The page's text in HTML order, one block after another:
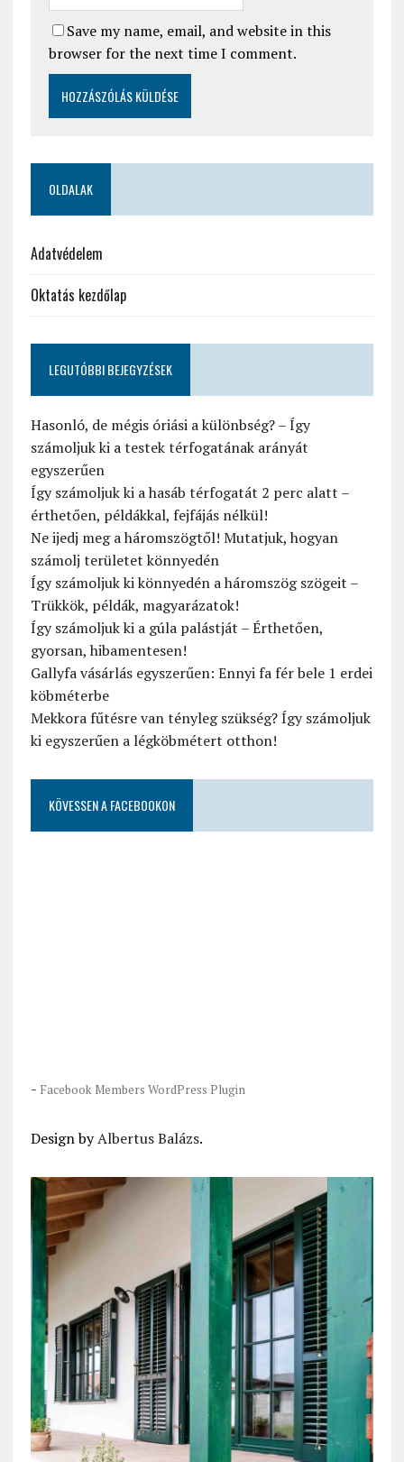
Save my name, email, and website in this
browser for the next time I comment.
OLDALAK
Adatvédelem
Oktatás kezdőlap
LEGUTÓBBI BEJEGYZÉSEK
Hasonló, de mégis óriási a különbség? – Így
számoljuk ki a testek térfogatának arányát
egyszerűen
Így számoljuk ki a hasáb térfogatát 2 perc alatt –
érthetően, példákkal, fejfájás nélkül!
Ne ijedj meg a háromszögtől! Mutatjuk, hogyan
számolj területet könnyedén
Így számoljuk ki könnyedén a háromszög szögeit –
Trükkök, példák, magyarázatok!
Így számoljuk ki a gúla palástját – Érthetően,
gyorsan, hibamentesen!
Gallyfa vásárlás egyszerűen: Ennyi fa fér bele 1 erdei
köbméterbe
Mekkora fűtésre van tényleg szükség? Így számoljuk
ki egyszerűen a légköbmétert otthon!
KÖVESSEN A FACEBOOKON
- Facebook Members WordPress Plugin
Design byAlbertus Balázs.